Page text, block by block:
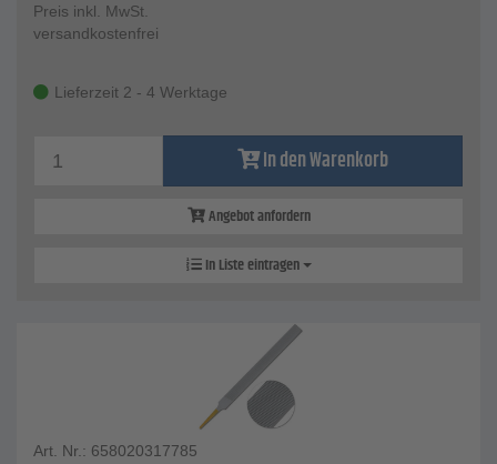
Preis inkl. MwSt.
versandkostenfrei
Lieferzeit 2 - 4 Werktage
In den Warenkorb
Angebot anfordern
In Liste eintragen
Art. Nr.: 658020317785